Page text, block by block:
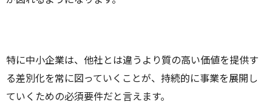
特に中小企業は、他社とは違うより質の高い価値を提供す
る差別化を常に図っていくことが、持続的に事業を展開し
ていくための必須要件だと言えます。